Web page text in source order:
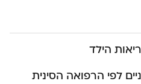
הילד
לפי הרפואה הסינית